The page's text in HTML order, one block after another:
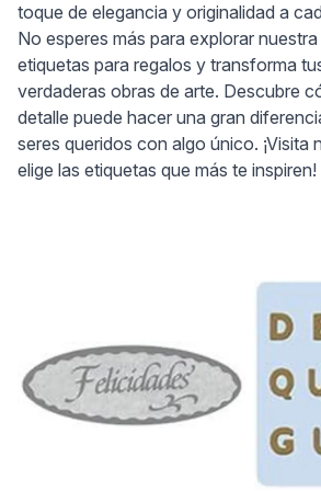
toque de elegancia y originalidad a
No esperes más para explorar
etiquetas para regalos y transforma
verdaderas obras de arte. Descubre
detalle puede hacer una gran
seres queridos con algo único. ¡Visita
elige las etiquetas que más te inspiren!